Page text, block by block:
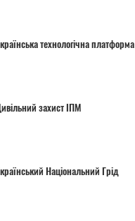
технологічна платформа
захист ІПМ
Національний Грід